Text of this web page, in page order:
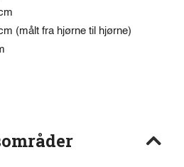
(målt fra hjørne til hjørne)